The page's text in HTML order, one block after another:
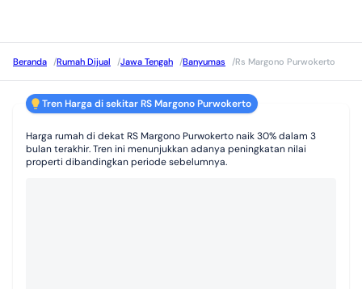
Beranda /Rumah Dijual /Jawa Tengah /Banyumas /Rs Margono Purwokerto
Tren Harga di sekitar RS Margono Purwokerto
Harga rumah di dekat RS Margono Purwokerto naik 30% dalam 3
bulan terakhir. Tren ini menunjukkan adanya peningkatan nilai
properti dibandingkan periode sebelumnya.